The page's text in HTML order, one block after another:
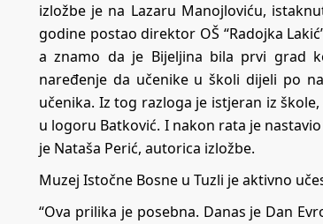
izložbe je na Lazaru Manojloviću,
godine postao direktor OŠ “Radojka
a znamo da je Bijeljina bila prvi grad
naređenje da učenike u školi dijeli po
učenika. Iz tog razloga je istjeran iz
u logoru Batković. I nakon rata je
je Nataša Perić, autorica izložbe.
Muzej Istočne Bosne u Tuzli je aktivno
“Ova prilika je posebna. Danas je Dan